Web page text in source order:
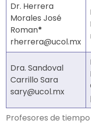
Profesores de
Dr. Herrera
Morales José
Roman*
rherrera@ucol.mx
Dra. Sandoval
Carrillo Sara
sary@ucol.mx